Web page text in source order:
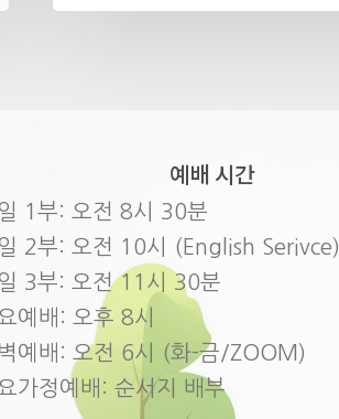
예배 시간
1부: 오전 8시 30분
2부: 오전 10시 (English Serivce)
3부: 오전 11시 30분
예배: 오후 8시
예배: 오전 6시 (화-금/ZOOM)
가정예배: 순서지 배부